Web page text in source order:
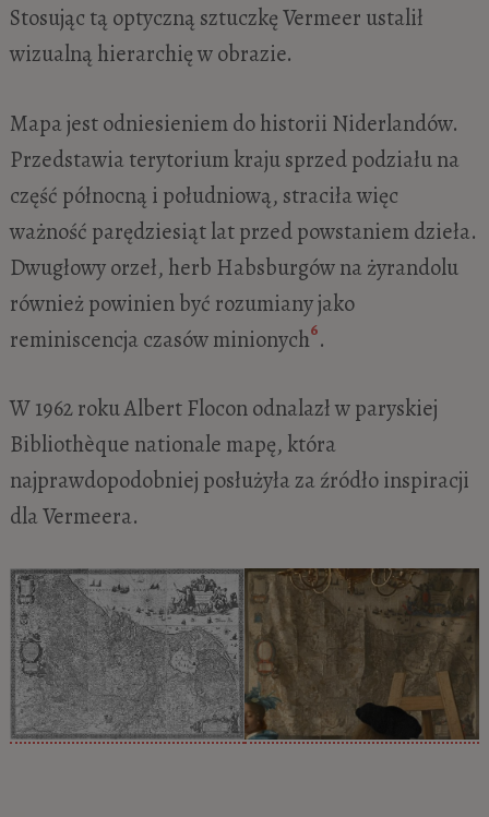
Stosując tą optyczną sztuczkę Vermeer ustalił
wizualną hierarchię w obrazie.
Mapa jest odniesieniem do historii Niderlandów.
Przedstawia terytorium kraju sprzed podziału na
część północną i południową, straciła więc
ważność parędziesiąt lat przed powstaniem dzieła.
Dwugłowy orzeł, herb Habsburgów na żyrandolu
również powinien być rozumiany jako
reminiscencja czasów minionych6.
W 1962 roku Albert Flocon odnalazł w paryskiej
Bibliothèque nationale mapę, która
najprawdopodobniej posłużyła za źródło inspiracji
dla Vermeera.